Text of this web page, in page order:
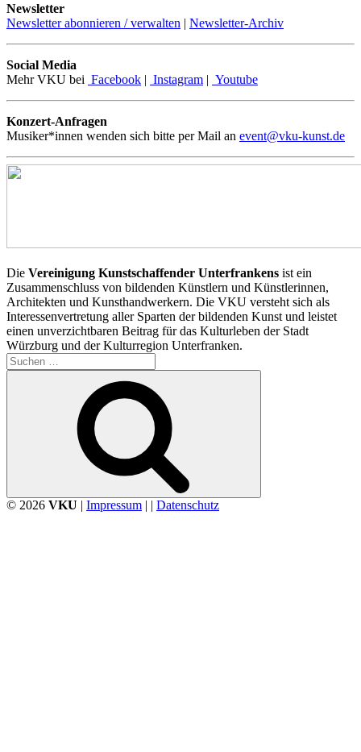
Newsletter
Newsletter abonnieren / verwalten | Newsletter-Archiv
Social Media
Mehr VKU bei Facebook | Instagram | Youtube
Konzert-Anfragen
Musiker*innen wenden sich bitte per Mail an event@vku-kunst.de
Die Vereinigung Kunstschaffender Unterfrankens ist ein
Zusammenschluss von bildenden Künstlern und Künstlerinnen,
Architekten und Kunsthandwerkern. Die VKU versteht sich als
Interessenvertretung aller Sparten der bildenden Kunst und leistet
einen unverzichtbaren Beitrag für das Kulturleben der Stadt
Würzburg und der Kulturregion Unterfranken.
Suchen
nach:
© 2026 VKU | Impressum | | Datenschutz